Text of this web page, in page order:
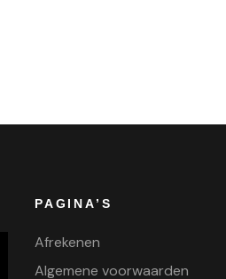
PAGINA’S
Afrekenen
Algemene voorwaarden